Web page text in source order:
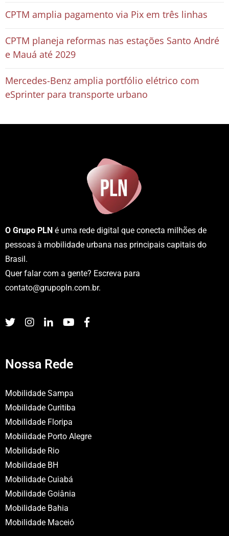
CPTM amplia pagamento via Pix em três linhas
CPTM planeja reformas nas estações Santo André
e Mauá até 2029
Mercedes-Benz amplia portfólio elétrico com
eSprinter para transporte urbano
O Grupo PLN é uma rede digital que conecta milhões de
pessoas à mobilidade urbana nas principais capitais do
Brasil.
Quer falar com a gente? Escreva para
contato@grupopln.com.br.
Nossa Rede
Mobilidade Sampa
Mobilidade Curitiba
Mobilidade Floripa
Mobilidade Porto Alegre
Mobilidade Rio
Mobilidade BH
Mobilidade Cuiabá
Mobilidade Goiânia
Mobilidade Bahia
Mobilidade Maceió